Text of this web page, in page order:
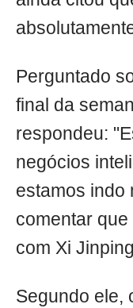
Perguntado
final da
respondeu:
negócios
estamos indo
comentar
com Xi
Segundo ele,